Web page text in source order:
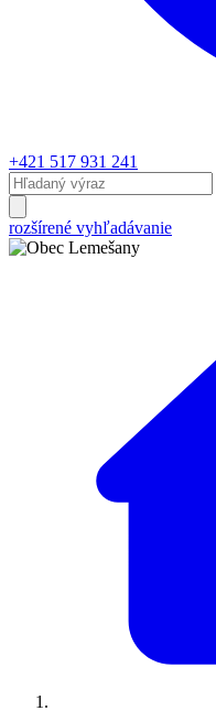
+421 517 931 241
rozšírené vyhľadávanie